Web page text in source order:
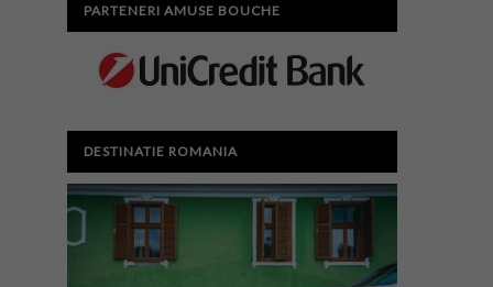
PARTENERI AMUSE BOUCHE
DESTINATIE ROMANIA